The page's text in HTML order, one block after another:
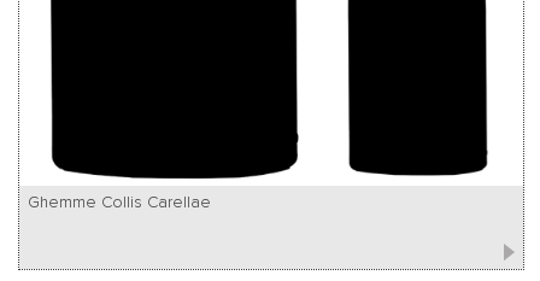
Ghemme Collis Carellae